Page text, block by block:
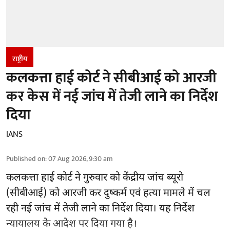
राष्ट्रीय
कलकत्ता हाई कोर्ट ने सीबीआई को आरजी
कर केस में नई जांच में तेजी लाने का निर्देश
दिया
IANS
Published on:07 Aug 2026, 9:30 am
कलकत्ता हाई कोर्ट ने गुरुवार को केंद्रीय जांच ब्यूरो
(सीबीआई) कोआरजी कर दुष्कर्म एवं हत्या मामलेमें चल
रही नई जांच में तेजी लाने का निर्देश दिया। यह निर्देश
न्यायालय के आदेश पर दिया गया है।